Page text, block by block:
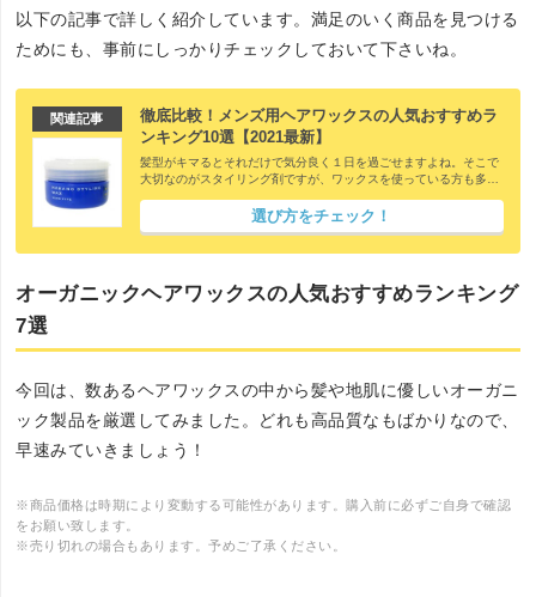
以下の記事で詳しく紹介しています。満足のいく商品を見つける
ためにも、事前にしっかりチェックしておいて下さいね。
関連記事
徹底比較！メンズ用ヘアワックスの人気おすすめラ
ンキング10選【2021最新】
髪型がキマるとそれだけで気分良く１日を過ごせますよね。そこで
大切なのがスタイリング剤ですが、ワックスを使っている方も多い
たブランドからハードタイプ・ソフトタイプ、無香料タイプ、ウェ
ットなタイプなど様々な商品が販売されていて、どれが良いのか迷
選び方をチェック！
オーガニックヘアワックスの人気おすすめランキング
7選
今回は、数あるヘアワックスの中から髪や地肌に優しいオーガニ
ック製品を厳選してみました。どれも高品質なもばかりなので、
早速みていきましょう！
※商品価格は時期により変動する可能性があります。購入前に必ずご自身で確認
をお願い致します。
※売り切れの場合もあります。予めご了承ください。